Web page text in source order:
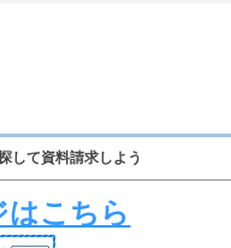
して資料請求しよう
はこちら